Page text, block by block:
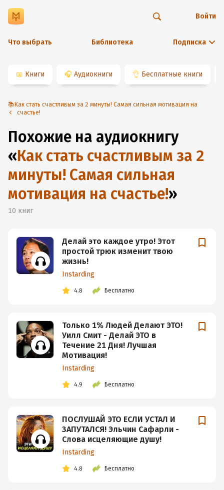
Что выбрать Библиотека Подписка
Войти
📖 Книги 🎧 Аудиокниги 👌 Бесплатные книги
📚Как стать счастливым за 2 минуты! Самая сильная мотивация на
счастье!
Похожие на аудиокнигу
«Как стать счастливым за 2
минуты! Самая сильная
мотивация на счастье!»
10 книг
Делай это каждое утро! Этот
простой трюк изменит твою
жизнь!
Instarding
4.8 Бесплатно
Только 1% Людей Делают ЭТО!
Уилл Смит - Делай ЭТО в
Течение 21 Дня! Лучшая
Мотивация!
Instarding
4.9 Бесплатно
ПОСЛУШАЙ ЭТО ЕСЛИ УСТАЛ И
ЗАПУТАЛСЯ! Эльчин Сафарли -
Слова исцеляющие душу!
Instarding
4.8 Бесплатно